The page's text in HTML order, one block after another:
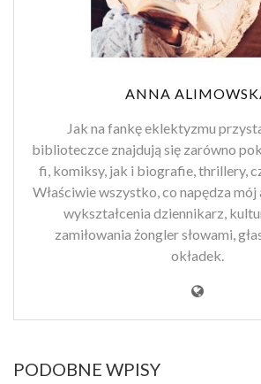
ANNA
Jak na fankę eklektyzmu
biblioteczce znajdują się zarówno
fi, komiksy, jak i biografie, thrillery,
Właściwie wszystko, co napędza mój
wykształcenia dziennikarz,
zamiłowania żongler słowami,
okładek.
PODOBNE WPISY